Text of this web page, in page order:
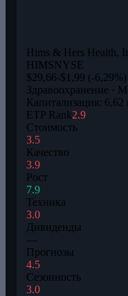
Hims & Hers Health,
HIMSNYSE
$29,66-$1,99 (-6,29%)
Здравоохранение ·
Капитализация: 6,62
ETP Rank2.9
Стоимость
3.5
Качество
3.9
Рост
7.9
Техника
3.0
Дивиденды
—
Прогнозы
4.5
Сезонность
3.0